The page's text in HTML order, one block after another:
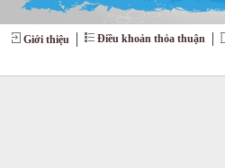
Giới thiệu Điều khoản thỏa thuận